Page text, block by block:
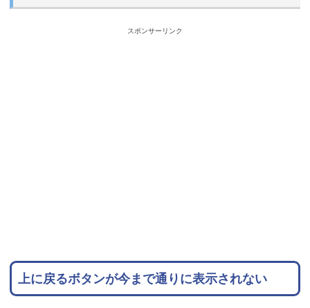
スポンサーリンク
上に戻るボタンが今まで通りに表示されない